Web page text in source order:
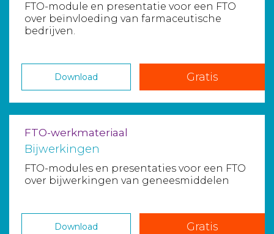
FTO-module en presentatie voor een FTO
over beïnvloeding van farmaceutische
bedrijven.
Download Gratis
FTO-werkmateriaal
Bijwerkingen
FTO-modules en presentaties voor een FTO
over bijwerkingen van geneesmiddelen
Download Gratis